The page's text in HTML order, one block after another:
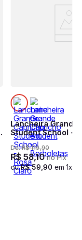
Lancheira Grande
Student School -
De:R$ 119,90
R$ 58,10no Pix
ouR$ 59 90 em 1x